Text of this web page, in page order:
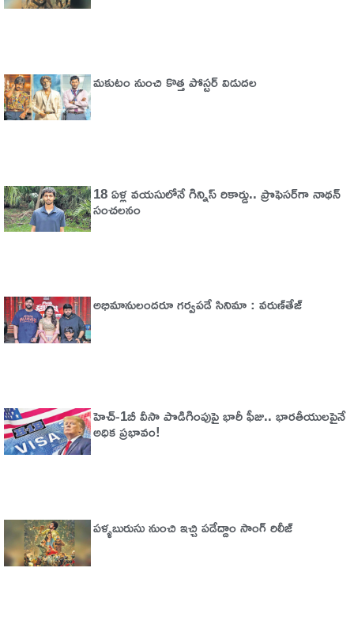
మకుటం నుంచి కొత్త పోస్టర్ విడుదల
18 ఏళ్ల వయసులోనే గిన్నిస్ రికార్డు.. ప్రొఫెసర్‌గా నాథన్
సంచలనం
అభిమానులందరూ గర్వపడే సినిమా : వరుణ్‌తేజ్‌
హెచ్‌-1బీ వీసా పొడిగింపుపై భారీ ఫీజు.. భారతీయులపైనే
అధిక ప్రభావం!
పళ్ళబురుసు నుంచి ఇచ్చి పడేద్దాం సాంగ్ రిలీజ్